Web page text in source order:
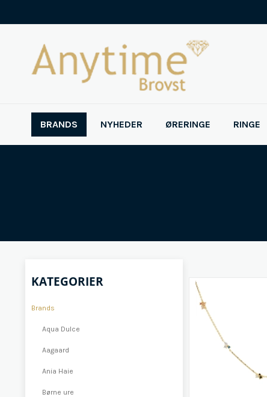
BRANDS NYHEDER ØRERINGE RINGE
KATEGORIER
Brands
Aqua Dulce
Aagaard
Ania Haie
Børne ure